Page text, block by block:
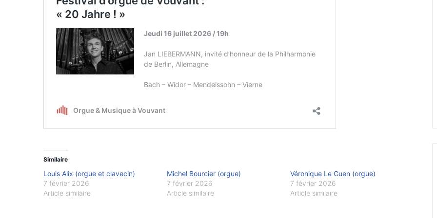
Similaire
Louis Alix (orgue et clavecin)
7 février 2026
Article similaire
Michel Bourcier (orgue)
7 février 2026
Article similaire
Véronique Le Guen (orgue)
7 février 2026
Article similaire